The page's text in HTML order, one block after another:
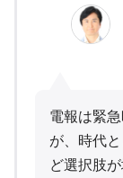
電報は緊
が、時代
ど選択肢